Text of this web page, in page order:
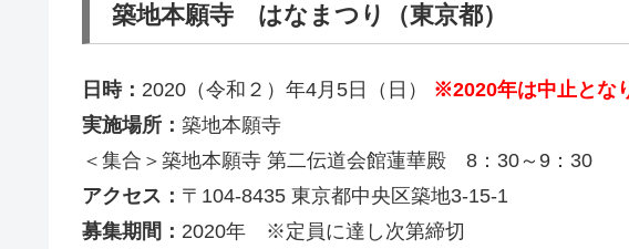
築地本願寺 はなまつり（東京都）
日時： 2020（令和２）年4月5日（日） ※2020年は中止とな
実施場所： 築地本願寺
＜集合＞築地本願寺 第二伝道会館蓮華殿 8：30～9：30
アクセス： 〒104-8435 東京都中央区築地3-15-1
募集期間： 2020年 ※定員に達し次第締切